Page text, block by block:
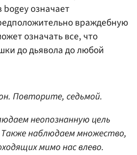
означает
враждебную
означать все, что
до дьявола до любой
Повторите, седьмой.
неопознанную цель
наблюдаем множество,
мимо нас влево.